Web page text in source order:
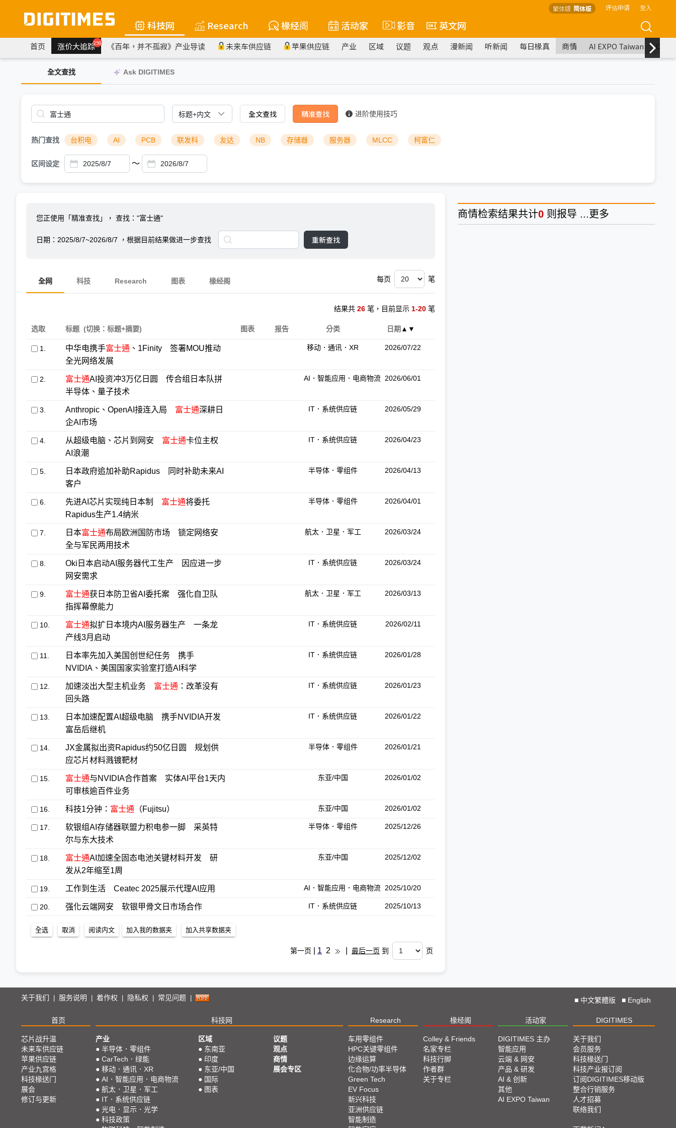
繁体版 简体版 评估申请 登入
科技网 Research 椽经阁 活动家 影音 英文网
首页 涨价大追踪259 《百年，并不孤寂》产业导读 未来车供应链 苹果供应链 产业 区域 议题 观点 漫新闻 听新闻 每日椽真 商情 AI EXPO Taiwan
全文查找 Ask DIGITIMES
全文查找 精准查找 进阶使用技巧
热门查找 台积电 AI PCB 联发科 友达 NB 存储器 服务器 MLCC 柯富仁
区间设定 ～
您正使用「精准查找」， 查找："富士通"
日期： 2025/8/7~2026/8/7 ，根据目前结果做进一步查找 重新查找
全网 科技 Research 图表 椽经阁 每页 笔
结果共 26 笔，目前显示 1-20 笔
选取 标题 (切换：标题+摘要) 图表 报告 分类 日期 ▲ ▼
1. 中华电携手富士通 、1Finity 签署MOU推动
全光网络发展
移动．通讯．XR 2026/07/22
2. 富士通AI投资冲3万亿日圆 传合组日本队拼
半导体、量子技术
AI．智能应用．电商物流 2026/06/01
3. Anthropic、OpenAI接连入局 富士通深耕日
企AI市场
IT．系统供应链 2026/05/29
4. 从超级电脑、芯片到网安 富士通卡位主权
AI浪潮
IT．系统供应链 2026/04/23
5.
日本政府追加补助Rapidus 同时补助未来AI
客户
半导体．零组件 2026/04/13
6. 先进AI芯片实现纯日本制 富士通将委托
Rapidus生产1.4纳米
半导体．零组件 2026/04/01
7. 日本富士通布局欧洲国防市场 锁定网络安
全与军民两用技术
航太．卫星．军工 2026/03/24
8.
Oki日本启动AI服务器代工生产 因应进一步
网安需求
IT．系统供应链 2026/03/24
9. 富士通获日本防卫省AI委托案 强化自卫队
指挥幕僚能力
航太．卫星．军工 2026/03/13
10. 富士通拟扩日本境内AI服务器生产 一条龙
产线3月启动
IT．系统供应链 2026/02/11
11.
日本率先加入美国创世纪任务 携手
NVIDIA、美国国家实验室打造AI科学
IT．系统供应链 2026/01/28
12. 加速淡出大型主机业务 富士通 ：改革没有
回头路
IT．系统供应链 2026/01/23
13.
日本加速配置AI超级电脑 携手NVIDIA开发
富岳后继机
IT．系统供应链 2026/01/22
14.
JX金属拟出资Rapidus约50亿日圆 规划供
应芯片材料溅镀靶材
半导体．零组件 2026/01/21
15. 富士通与NVIDIA合作首案 实体AI平台1天内
可审核逾百件业务
东亚/中国 2026/01/02
16. 科技1分钟： 富士通 （Fujitsu） 东亚/中国 2026/01/02
17.
软银组AI存储器联盟力积电参一脚 采英特
尔与东大技术
半导体．零组件 2025/12/26
18. 富士通AI加速全固态电池关键材料开发 研
发从2年缩至1周
东亚/中国 2025/12/02
19. 工作到生活 Ceatec 2025展示代理AI应用 AI．智能应用．电商物流 2025/10/20
20. 强化云端网安 软银甲骨文日市场合作 IT．系统供应链 2025/10/13
第一页 1 2 最后一页 到 页
商情检索结果共计0 则报导 ... 更多
关于我们 服务说明 着作权 隐私权 常见问题 ■ 中文繁體版 ■ English
首页 科技网 Research 椽经阁 活动家 DIGITIMES
芯片战升温
未来车供应链
苹果供应链
产业九宫格
科技椽送门
展会
修订与更新
产业
● 半导体．零组件
● CarTech．绿能
● 移动．通讯．XR
● AI．智能应用．电商物流
● 航太．卫星．军工
● IT．系统供应链
● 光电．显示．光学
● 科技政策
区域
● 东南亚
● 印度
● 东亚/中国
● 国际
● 图表
议题
观点
商情
展会专区
车用零组件
HPC关键零组件
边缘运算
化合物/功率半导体
Green Tech
EV Focus
新兴科技
亚洲供应链
智能制造
Colley & Friends
名家专栏
科技行脚
作者群
关于专栏
DIGITIMES 主办
智能应用
云端 & 网安
产品 & 研发
AI & 创新
其他
AI EXPO Taiwan
关于我们
会员服务
科技椽送门
科技产业报订阅
订阅DIGITIMES移动版
整合行销服务
人才招募
联络我们